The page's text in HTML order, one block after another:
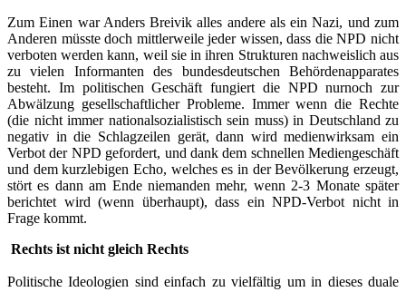
Zum Einen war Anders Breivik alles andere als ein Nazi, und zum
Anderen müsste doch mittlerweile jeder wissen, dass die NPD nicht
verboten werden kann, weil sie in ihren Strukturen nachweislich aus
zu vielen Informanten des bundesdeutschen Behördenapparates
besteht. Im politischen Geschäft fungiert die NPD nurnoch zur
Abwälzung gesellschaftlicher Probleme. Immer wenn die Rechte
(die nicht immer nationalsozialistisch sein muss) in Deutschland zu
negativ in die Schlagzeilen gerät, dann wird medienwirksam ein
Verbot der NPD gefordert, und dank dem schnellen Mediengeschäft
und dem kurzlebigen Echo, welches es in der Bevölkerung erzeugt,
stört es dann am Ende niemanden mehr, wenn 2-3 Monate später
berichtet wird (wenn überhaupt), dass ein NPD-Verbot nicht in
Frage kommt.
Rechts ist nicht gleich Rechts
Politische Ideologien sind einfach zu vielfältig um in dieses duale